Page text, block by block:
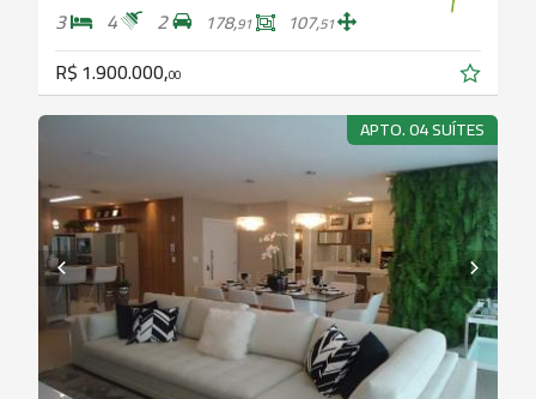
3 4 2 178,91 107,51
R$ 1.900.000,00
APTO. 04 SUÍTES